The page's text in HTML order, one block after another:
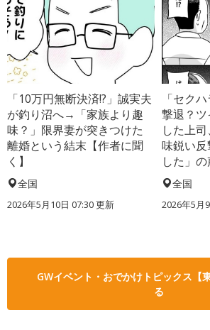
「10万円無断決済!?」誠実夫
が釣り沼へ→「家族より趣
味？」限界妻が突きつけた
離婚という結末【作者に聞
く】
全国
2026年5月10日 07:30 更新
「セク
撃退？
した上
味鋭い
した」の
全国
2026年5月
GWイベント・おでかけトピックス【
る